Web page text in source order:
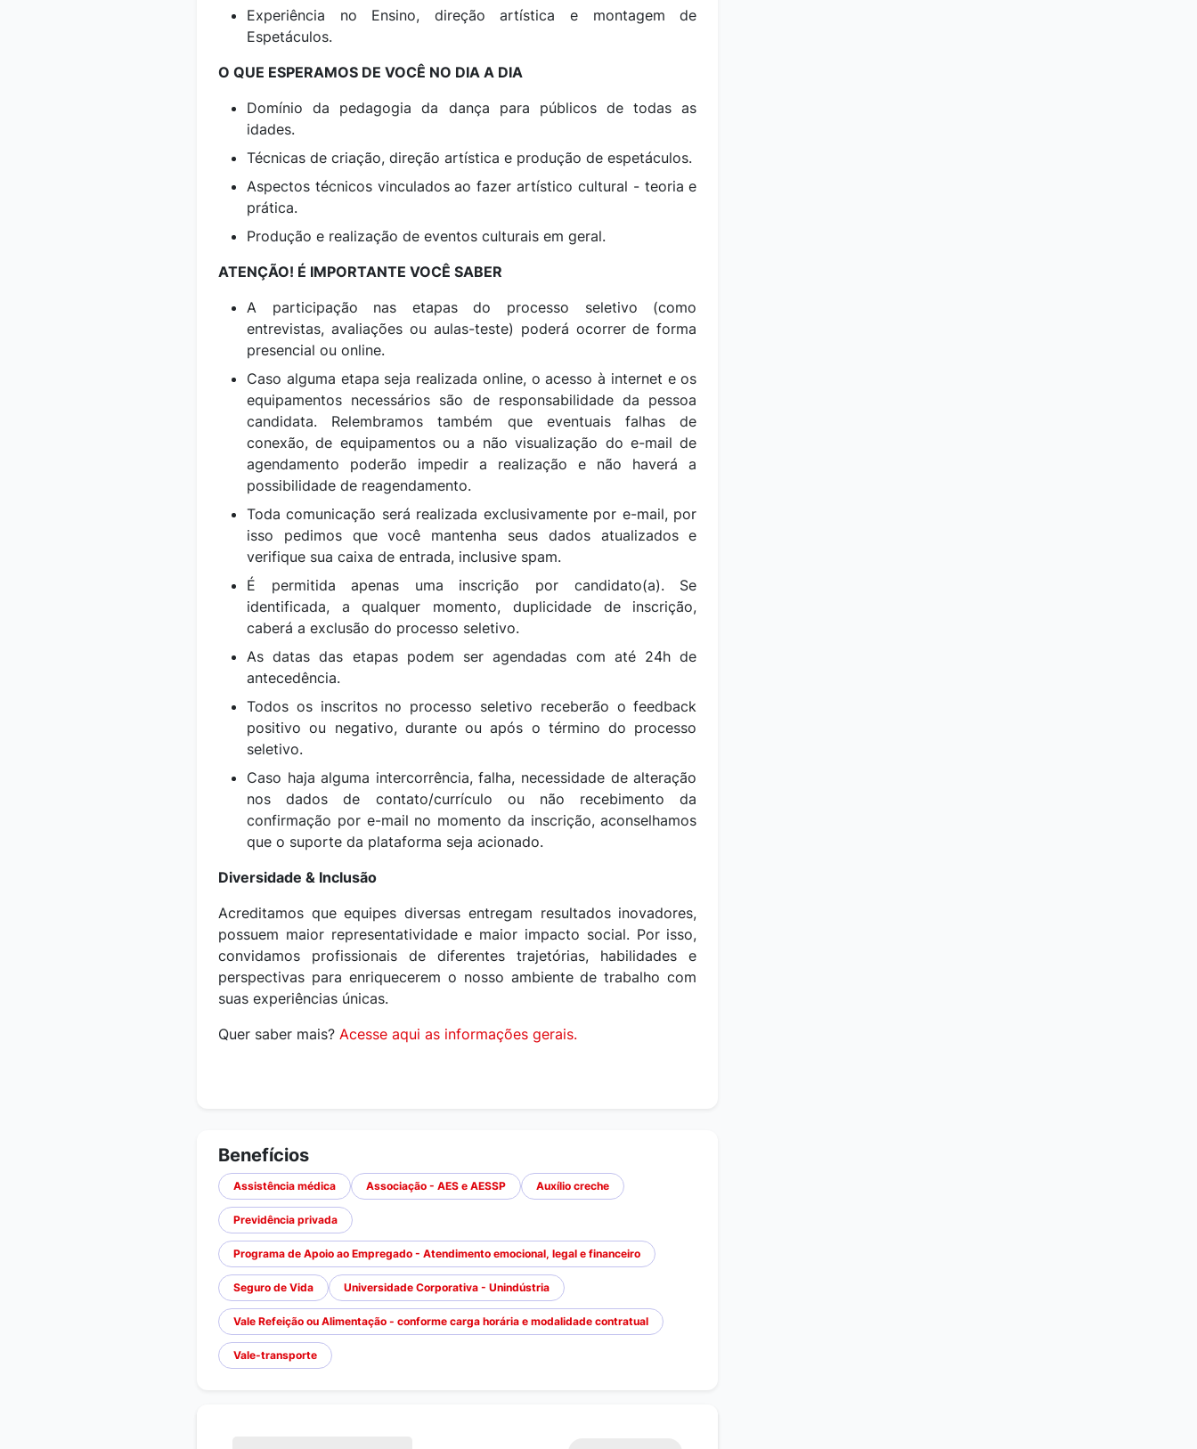
Experiência no Ensino, direção artística e montagem de
Espetáculos.
O QUE ESPERAMOS DE VOCÊ NO DIA A DIA
Domínio da pedagogia da dança para públicos de todas as
idades.
Técnicas de criação, direção artística e produção de espetáculos.
Aspectos técnicos vinculados ao fazer artístico cultural - teoria e
prática.
Produção e realização de eventos culturais em geral.
ATENÇÃO! É IMPORTANTE VOCÊ SABER
A participação nas etapas do processo seletivo (como
entrevistas, avaliações ou aulas-teste) poderá ocorrer de forma
presencial ou online.
Caso alguma etapa seja realizada online, o acesso à internet e os
equipamentos necessários são de responsabilidade da pessoa
candidata. Relembramos também que eventuais falhas de
conexão, de equipamentos ou a não visualização do e-mail de
agendamento poderão impedir a realização e não haverá a
possibilidade de reagendamento.
Toda comunicação será realizada exclusivamente por e-mail, por
isso pedimos que você mantenha seus dados atualizados e
verifique sua caixa de entrada, inclusive spam.
É permitida apenas uma inscrição por candidato(a). Se
identificada, a qualquer momento, duplicidade de inscrição,
caberá a exclusão do processo seletivo.
As datas das etapas podem ser agendadas com até 24h de
antecedência.
Todos os inscritos no processo seletivo receberão o feedback
positivo ou negativo, durante ou após o término do processo
seletivo.
Caso haja alguma intercorrência, falha, necessidade de alteração
nos dados de contato/currículo ou não recebimento da
confirmação por e-mail no momento da inscrição, aconselhamos
que o suporte da plataforma seja acionado.
Diversidade & Inclusão
Acreditamos que equipes diversas entregam resultados inovadores,
possuem maior representatividade e maior impacto social. Por isso,
convidamos profissionais de diferentes trajetórias, habilidades e
perspectivas para enriquecerem o nosso ambiente de trabalho com
suas experiências únicas.
Quer saber mais? Acesse aqui as informações gerais.
Benefícios
Assistência médica Associação - AES e AESSP Auxílio creche
Previdência privada
Programa de Apoio ao Empregado - Atendimento emocional, legal e financeiro
Seguro de Vida Universidade Corporativa - Unindústria
Vale Refeição ou Alimentação - conforme carga horária e modalidade contratual
Vale-transporte